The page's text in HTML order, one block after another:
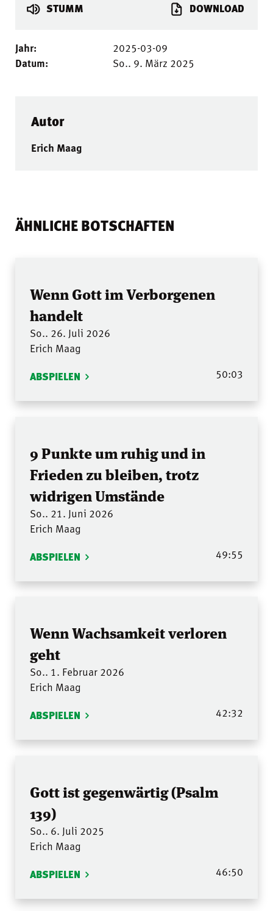
STUMM DOWNLOAD
Jahr:
2025-03-09
Datum:
So.. 9. März 2025
Autor
Erich Maag
ÄHNLICHE BOTSCHAFTEN
Wenn Gott im Verborgenen
handelt
So.. 26. Juli 2026
Erich Maag
ABSPIELEN 50:03
9 Punkte um ruhig und in
Frieden zu bleiben, trotz
widrigen Umstände
So.. 21. Juni 2026
Erich Maag
ABSPIELEN 49:55
Wenn Wachsamkeit verloren
geht
So.. 1. Februar 2026
Erich Maag
ABSPIELEN 42:32
Gott ist gegenwärtig (Psalm
139)
So.. 6. Juli 2025
Erich Maag
ABSPIELEN 46:50